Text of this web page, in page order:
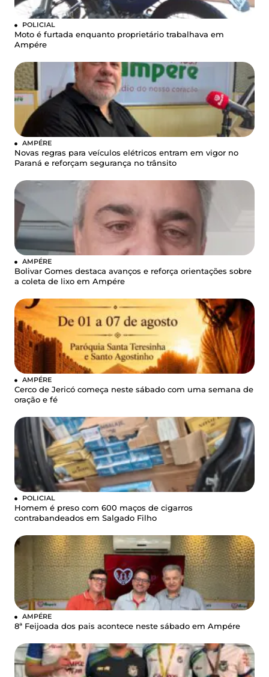
POLICIAL
Moto é furtada enquanto proprietário trabalhava em
Ampére
AMPÉRE
Novas regras para veículos elétricos entram em vigor no
Paraná e reforçam segurança no trânsito
AMPÉRE
Bolivar Gomes destaca avanços e reforça orientações sobre
a coleta de lixo em Ampére
AMPÉRE
Cerco de Jericó começa neste sábado com uma semana de
oração e fé
POLICIAL
Homem é preso com 600 maços de cigarros
contrabandeados em Salgado Filho
AMPÉRE
8ª Feijoada dos pais acontece neste sábado em Ampére